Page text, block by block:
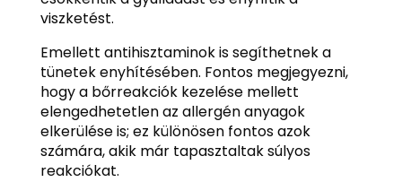
viszketést.
Emellett antihisztaminok is segíthetnek a
tünetek enyhítésében. Fontos megjegyezni,
hogy a bőrreakciók kezelése mellett
elengedhetetlen az allergén anyagok
elkerülése is; ez különösen fontos azok
számára, akik már tapasztaltak súlyos
reakciókat.